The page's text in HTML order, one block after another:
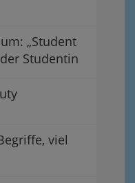
„Student
Studentin
viel